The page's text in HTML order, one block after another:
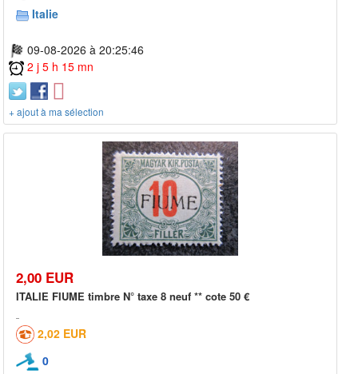
Italie
09-08-2026 à 20:25:46
2 j 5 h 15 mn
+ ajout à ma sélection
2,00 EUR
ITALIE FIUME timbre N° taxe 8 neuf ** cote 50 €
2,02 EUR
0